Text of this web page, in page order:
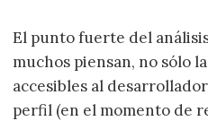
El punto fuerte del
muchos piensan, no sólo
accesibles al
perfil (en el momento de